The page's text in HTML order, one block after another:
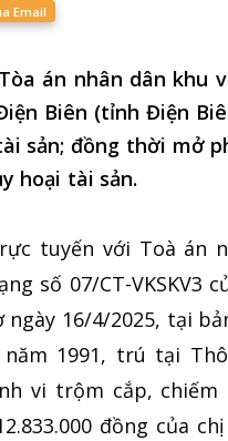
Email
án nhân dân khu
Biên (tỉnh Điện
sản; đồng thời mở
hoại tài sản.
tuyến với Toà án
số 07/CT-VKSKV3
16/4/2025, tại
năm 1991, trú tại
vi trộm cắp,
đồng của